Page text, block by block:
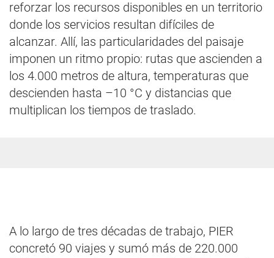
reforzar los recursos disponibles en un territorio
donde los servicios resultan difíciles de
alcanzar. Allí, las particularidades del paisaje
imponen un ritmo propio: rutas que ascienden a
los 4.000 metros de altura, temperaturas que
descienden hasta –10 °C y distancias que
multiplican los tiempos de traslado.
A lo largo de tres décadas de trabajo, PIER
concretó 90 viajes y sumó más de 220.000